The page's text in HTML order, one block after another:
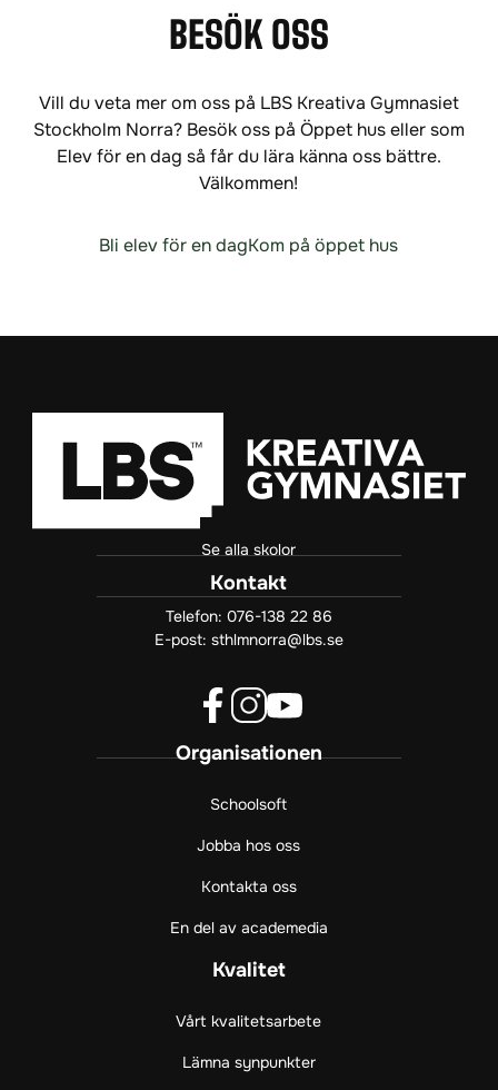
BESÖK OSS
Vill du veta mer om oss på LBS Kreativa Gymnasiet
Stockholm Norra? Besök oss på Öppet hus eller som
Elev för en dag så får du lära känna oss bättre.
Välkommen!
Bli elev för en dagKom på öppet hus
Se alla skolor
Kontakt
Telefon: 076-138 22 86
E-post: sthlmnorra@lbs.se
a
e
o
k
(
p
n
s
n
t
g
a
m
ö
p
a
o
t
b
(
ö
p
a
i
Organisationen
Schoolsoft
Jobba hos oss
Kontakta oss
En del av academedia
Kvalitet
Vårt kvalitetsarbete
Lämna synpunkter